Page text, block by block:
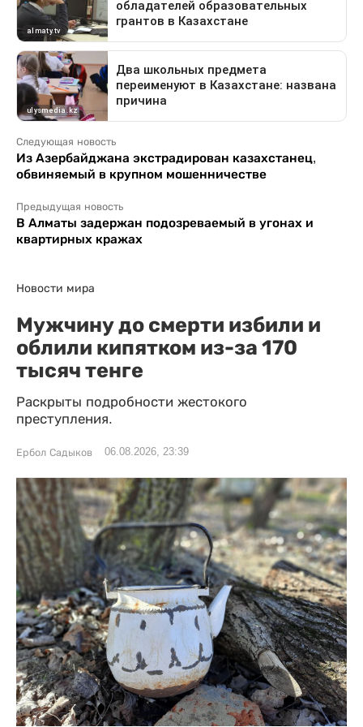
Следующая новость
Из Азербайджана экстрадирован казахстанец,
обвиняемый в крупном мошенничестве
Предыдущая новость
В Алматы задержан подозреваемый в угонах и
квартирных кражах
Новости мира
Мужчину до смерти избили и
облили кипятком из-за 170
тысяч тенге
Раскрыты подробности жестокого
преступления.
Ербол Садыков 06.08.2026, 23:39